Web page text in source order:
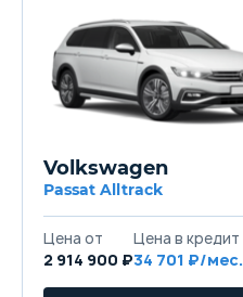
Volkswagen
Passat Alltrack
Цена от
2 914 900 ₽
Цена в кредит
34 701 ₽/мес.